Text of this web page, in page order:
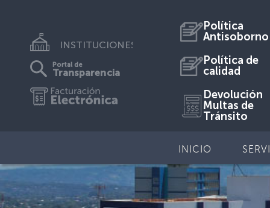
INSTITUCIONES
Portal de
Transparencia
Política
Antisoborno
Política de
calidad
Devolución
Multas de
Tránsito
INICIO